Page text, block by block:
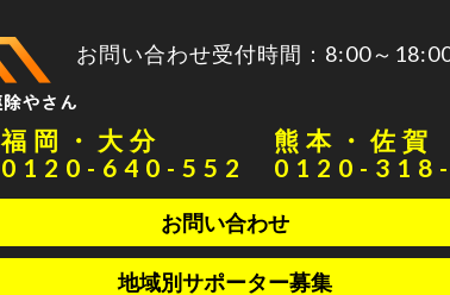
お問い合わせ受付時間：8:00～
福岡・大分
0120-640-552
熊本・佐賀
0120-
お問い合わせ
地域別サポーター募集